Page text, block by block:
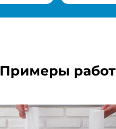
Примеры работ